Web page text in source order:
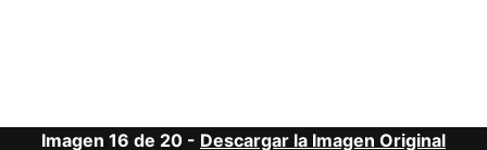
Imagen 16 de 20 - Descargar la Imagen Original